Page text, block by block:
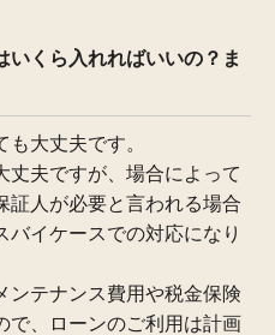
いくら入れればいいの？ま
も大丈夫です。
丈夫ですが、場合によって
証人が必要と言われる場合
バイケースでの対応になり
ンテナンス費用や税金保険
で、ローンのご利用は計画